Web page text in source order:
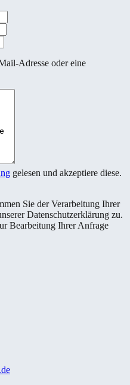
Adresse oder eine
gelesen und akzeptiere diese.
Sie der Verarbeitung Ihrer
Datenschutzerklärung zu.
Bearbeitung Ihrer Anfrage